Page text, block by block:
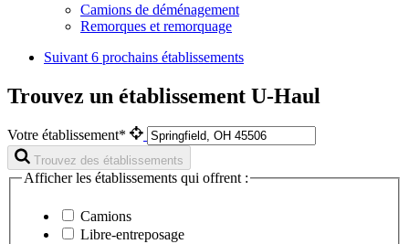
Camions de déménagement
Remorques et remorquage
Suivant 6 prochains établissements
Trouvez un établissement U-Haul
Votre établissement*
Trouvez des établissements
Afficher les établissements qui offrent :
Camions
Libre-entreposage